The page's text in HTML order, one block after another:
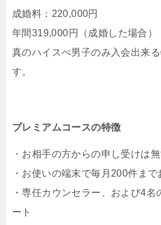
成婚料：220,000円
年間319,000円（成婚した場合）
真のハイスぺ男子のみ入会出来
す。
プレミアムコースの特徴
・お相手の方からの申し受けは
・お使いの端末で毎月200件ま
・専任カウンセラー、および4
ート